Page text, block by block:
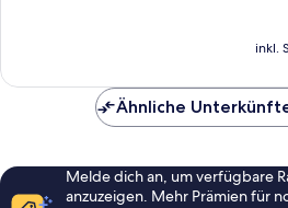
inkl.
Ähnliche
Melde dich an, um verfügbare
anzuzeigen. Mehr Prämien für